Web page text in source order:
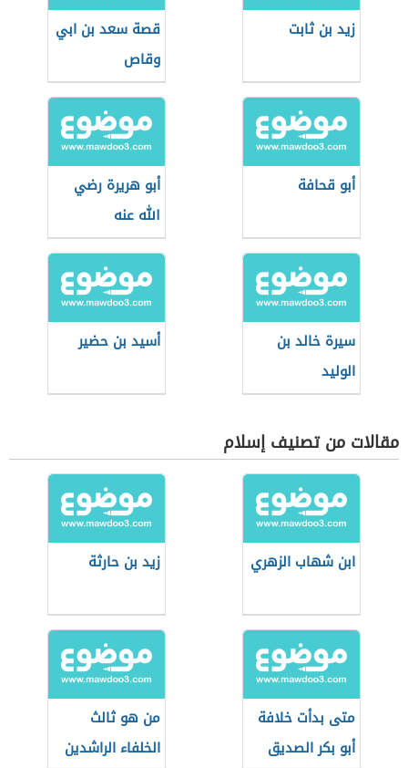
زيد بن ثابت
قصة سعد بن ابي
وقاص
أبو قحافة
أبو هريرة رضي
الله عنه
سيرة خالد بن
الوليد
أسيد بن حضير
مقالات من تصنيف إسلام
ابن شهاب الزهري زيد بن حارثة
متى بدأت خلافة
أبو بكر الصديق
من هو ثالث
الخلفاء الراشدين